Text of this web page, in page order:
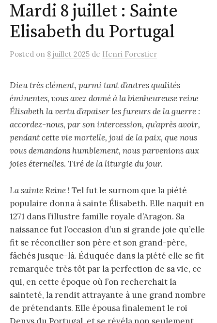
Mardi 8 juillet : Sainte
Elisabeth du Portugal
Posted on 8 juillet 2025 de Henri Forestier
Dieu très clément, parmi tant d’autres qualités
éminentes, vous avez donné à la bienheureuse reine
Élisabeth la vertu d’apaiser les fureurs de la guerre :
accordez-nous, par son intercession, qu’après avoir,
pendant cette vie mortelle, joui de la paix, que nous
vous demandons humblement, nous parvenions aux
joies éternelles. Tiré de la liturgie du jour.
La sainte Reine ! Tel fut le surnom que la piété
populaire donna à sainte Élisabeth. Elle naquit en
1271 dans l’illustre famille royale d’Aragon. Sa
naissance fut l’occasion d’un si grande joie qu’elle
fit se réconcilier son père et son grand-père,
fâchés jusque-là. Éduquée dans la piété elle se fit
remarquée très tôt par la perfection de sa vie, ce
qui, en cette époque où l’on recherchait la
sainteté, la rendit attrayante à une grand nombre
de prétendants. Elle épousa finalement le roi